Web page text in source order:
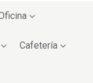
Cafetería